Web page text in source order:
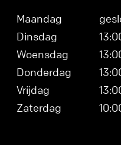
Maandag
Dinsdag
Woensdag
Donderdag
Vrijdag
Zaterdag